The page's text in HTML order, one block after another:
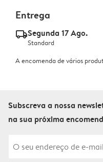
Entrega
delivery_standard_v2Segunda 17 Ago.
Standard
A encomenda de vários
Subscreva a nossa
na sua próxima